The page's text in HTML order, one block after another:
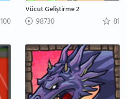
100
Vücut Geliştirme 2
98730 81